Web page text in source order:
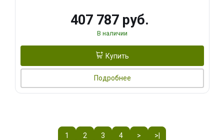
407 787 руб.
В наличии
Купить
Подробнее
1 2 3 4 > >|